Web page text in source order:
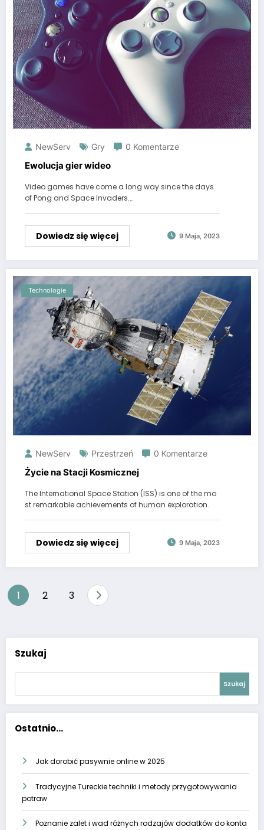
NewServ Gry 0 Komentarze
Ewolucja gier wideo
Video games have come a long way since the days
of Pong and Space Invaders.…
Dowiedz się więcej 9 Maja, 2023
Technologie
NewServ Przestrzeń 0 Komentarze
Życie na Stacji Kosmicznej
The International Space Station (ISS) is one of the mo
st remarkable achievements of human exploration.
Dowiedz się więcej 9 Maja, 2023
Stronicowanie
1 2 3
Szukaj
Szukaj
Ostatnio...
Jak dorobić pasywnie online w 2025
Tradycyjne Tureckie techniki i metody przygotowywania
potraw
Poznanie zalet i wad różnych rodzajów dodatków do konta